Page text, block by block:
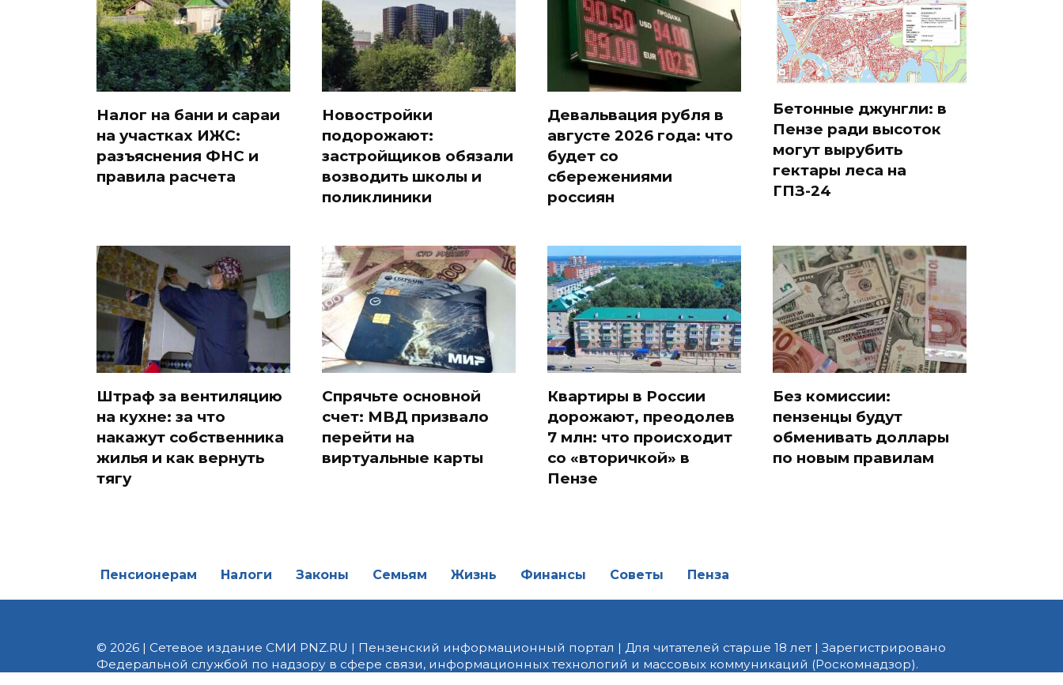
Налог на бани и сараи
на участках ИЖС:
разъяснения ФНС и
правила расчета
Новостройки
подорожают:
застройщиков обязали
возводить школы и
поликлиники
Девальвация рубля в
августе 2026 года: что
будет со
сбережениями
россиян
Бетонные джунгли: в
Пензе ради высоток
могут вырубить
гектары леса на
ГПЗ-24
Штраф за вентиляцию
на кухне: за что
накажут собственника
жилья и как вернуть
тягу
Спрячьте основной
счет: МВД призвало
перейти на
виртуальные карты
Квартиры в России
дорожают, преодолев
7 млн: что происходит
со «вторичкой» в
Пензе
Без комиссии:
пензенцы будут
обменивать доллары
по новым правилам
Пенсионерам Налоги Законы Семьям Жизнь Финансы Советы Пенза
© 2026 | Сетевое издание СМИ PNZ.RU | Пензенский информационный портал | Для читателей старше 18 лет | Зарегистрировано
Федеральной службой по надзору в сфере связи, информационных технологий и массовых коммуникаций (Роскомнадзор).